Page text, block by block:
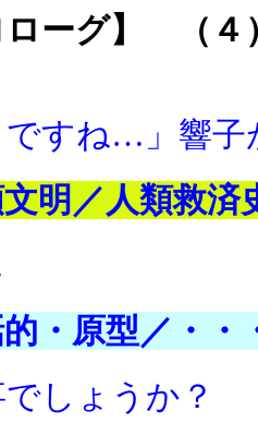
ローグ】 （４
ですね…」響子
文明／人類救
的・原型／・
しょうか？